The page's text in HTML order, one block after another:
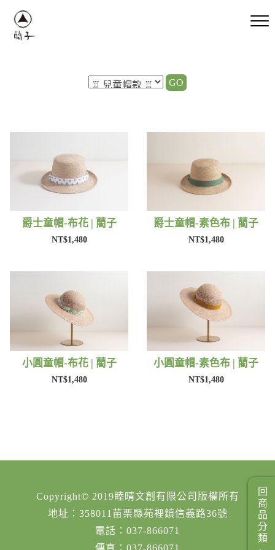
GO
爵士童帽-布花 | 藺子
NT$1,480
爵士童帽-素色布 | 藺子
NT$1,480
小圓童帽-布花 | 藺子
NT$1,480
小圓童帽-素色布 | 藺子
NT$1,480
Copyright© 2019睦晴文創有限公司版權所有
地址：358011苗栗縣苑裡鎮信義路36號
電話：037-866071
傳真：037-866071
回商品分類